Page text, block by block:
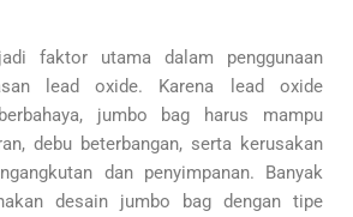
faktor utama dalam penggunaan
lead oxide. Karena lead oxide
jumbo bag harus mampu
debu beterbangan, serta kerusakan
dan penyimpanan. Banyak
desain jumbo bag dengan tipe